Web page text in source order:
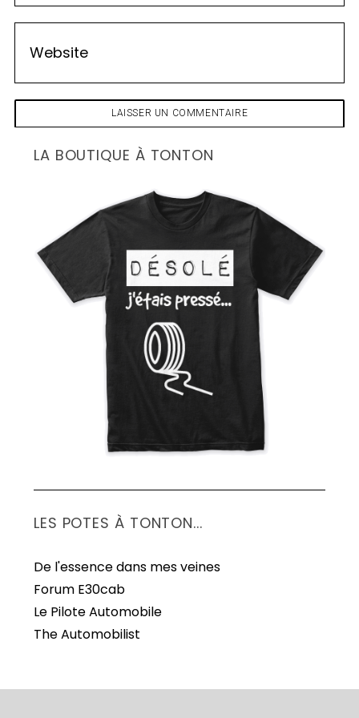
N
R
S
LA BOUTIQUE À TONTON
LES POTES À TONTON...
De l'essence dans mes veines
Forum E30cab
Le Pilote Automobile
The Automobilist